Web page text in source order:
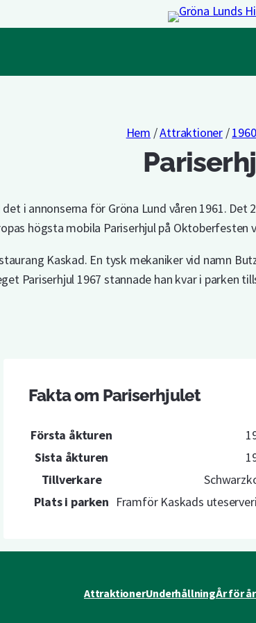
Hem /Attraktioner/
i annonserna för Gröna Lund våren 1961.
högsta mobila Pariserhjul på Oktoberfesten
Kaskad. En tysk mekaniker vid namn
Pariserhjul 1967 stannade han kvar i parken
Fakta om Pariserhjulet
Första åkturen
Sista åkturen
Tillverkare
Plats i parken Framför Kaskads
AttraktionerUnderhållningÅr för år